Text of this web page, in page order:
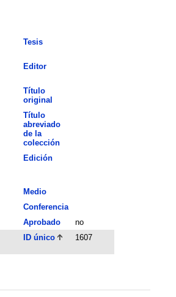
Tesis
Editor
Título
original
Título
abreviado
de la
colección
Edición
Medio
Conferencia
Aprobado
no
ID único 1607